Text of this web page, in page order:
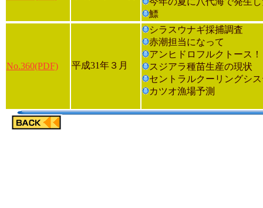
鰾
No.360(PDF) 平成31年３月
シラスウナギ採捕調査
赤潮担当になって
アンヒドロフルクトース
スジアラ種苗生産の現状
セントラルクーリングシ
カツオ漁場予測